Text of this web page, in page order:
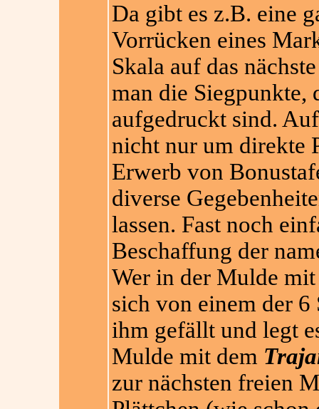
Da gibt es z.B. eine
Vorrücken eines
Skala auf das
man die Siegpunkte,
aufgedruckt sind.
nicht nur um direkte
Erwerb von
diverse
lassen. Fast noch
Beschaffung der
Wer in der Mulde
sich von einem der
ihm gefällt und legt
Mulde mit dem
zur nächsten freien